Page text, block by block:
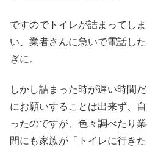
ですのでトイレが詰まってし
い、業者さんに急いで電話し
ぎに。
しかし詰まった時が遅い時間
にお願いすることは出来ず、
ったのですが、色々調べたり
間にも家族が「トイレに行き